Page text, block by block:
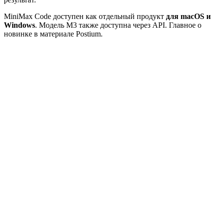
MiniMax Code доступен как отдельный продукт для macOS и
Windows. Модель M3 также доступна через API. Главное о
новинке в материале Postium.